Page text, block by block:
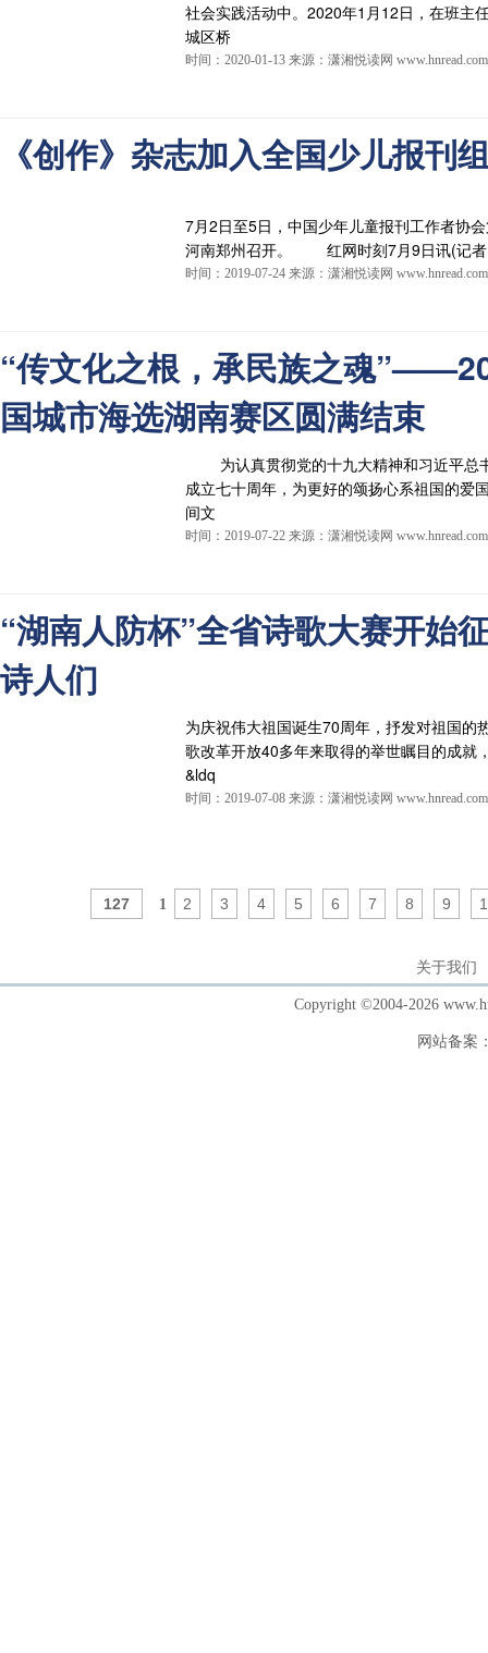
社会实践活动中。2020年1月12日，在班主
城区桥
时间：2020-01-13 来源：潇湘悦读网 www.hnread.com
《创作》杂志加入全国少儿报刊
7月2日至5日，中国少年儿童报刊工作者协
河南郑州召开。 红网时刻7月9日讯(记者
时间：2019-07-24 来源：潇湘悦读网 www.hnread.com
“传文化之根，承民族之魂
国城市海选湖南赛区圆满结束
为认真贯彻党的十九大精神和习近平总
成立七十周年，为更好的颂扬心系祖国的爱
间文
时间：2019-07-22 来源：潇湘悦读网 www.hnread.com
“湖南人防杯”全省诗歌大赛开始
诗人们
为庆祝伟大祖国诞生70周年，抒发对祖国的
歌改革开放40多年来取得的举世瞩目的成就
&ldq
时间：2019-07-08 来源：潇湘悦读网 www.hnread.com
127 1 2 3 4 5 6 7 8 9
关于我们
Copyright ©2004-2026
网站备案